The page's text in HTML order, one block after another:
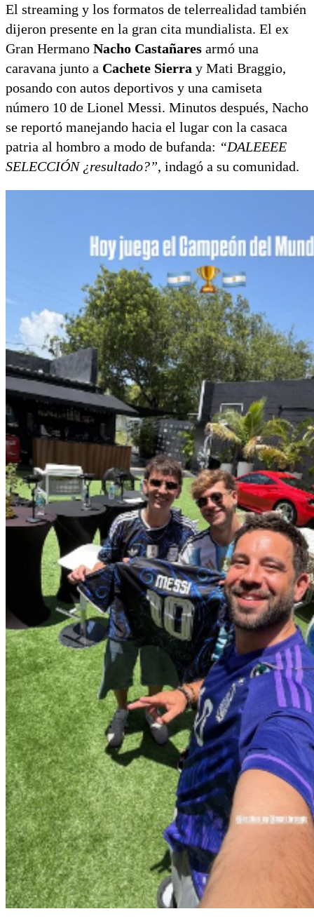
El streaming y los formatos de telerrealidad también
dijeron presente en la gran cita mundialista. El ex
Gran Hermano Nacho Castañares armó una
caravana junto a Cachete Sierra y Mati Braggio,
posando con autos deportivos y una camiseta
número 10 de Lionel Messi. Minutos después, Nacho
se reportó manejando hacia el lugar con la casaca
patria al hombro a modo de bufanda: “DALEEEE
SELECCIÓN ¿resultado?”, indagó a su comunidad.